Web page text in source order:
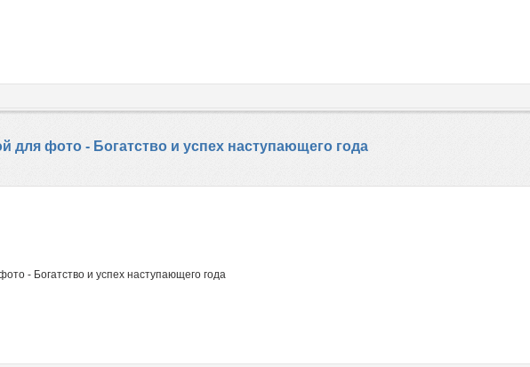
для фото - Богатство и успех наступающего года
- Богатство и успех наступающего года